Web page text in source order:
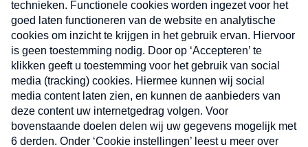
Verzend